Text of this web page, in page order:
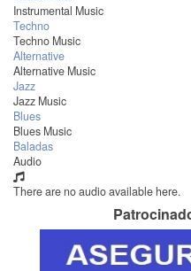
Instrumental Music
Techno
Techno Music
Alternative
Alternative Music
Jazz
Jazz Music
Blues
Blues Music
Baladas
Audio
There are no audio available here.